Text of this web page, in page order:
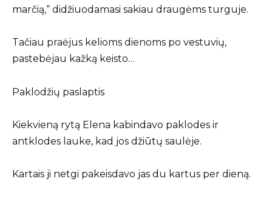
marčią,“ didžiuodamasi sakiau draugėms turguje.
Tačiau praėjus kelioms dienoms po vestuvių,
pastebėjau kažką keisto…
Paklodžių paslaptis
Kiekvieną rytą Elena kabindavo paklodes ir
antklodes lauke, kad jos džiūtų saulėje.
Kartais ji netgi pakeisdavo jas du kartus per dieną.